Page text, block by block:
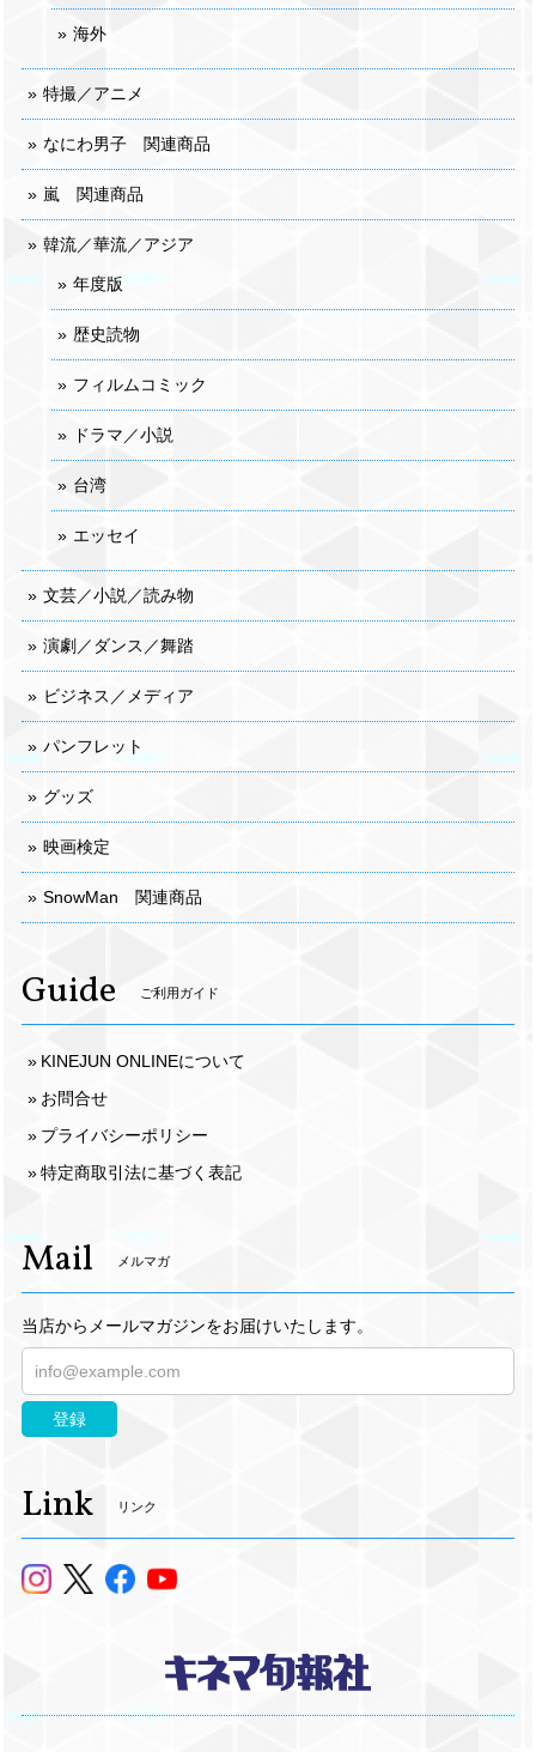
海外
特撮／アニメ
なにわ男子 関連商品
嵐 関連商品
韓流／華流／アジア
年度版
歴史読物
フィルムコミック
ドラマ／小説
台湾
エッセイ
文芸／小説／読み物
演劇／ダンス／舞踏
ビジネス／メディア
パンフレット
グッズ
映画検定
SnowMan 関連商品
Guide ご利用ガイド
KINEJUN ONLINEについて
お問合せ
プライバシーポリシー
特定商取引法に基づく表記
Mail メルマガ
当店からメールマガジンをお届けいたします。
登録
Link リンク